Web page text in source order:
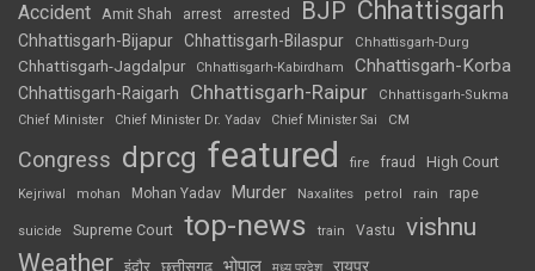
Accident Amit Shah arrest arrested BJP Chhattisgarh
Chhattisgarh-Bijapur Chhattisgarh-Bilaspur Chhattisgarh-Durg
Chhattisgarh-Jagdalpur Chhattisgarh-Kabirdham Chhattisgarh-Korba
Chhattisgarh-Raigarh Chhattisgarh-Raipur
Chhattisgarh-Sukma
Chief Minister
Chief Minister Dr. Yadav Chief Minister Sai CM
Congress dprcg featured fire fraud High Court
Kejriwal mohan Mohan Yadav Murder Naxalites petrol rain rape
suicide Supreme Court top-news train Vastu vishnu
Weather इंदौर छत्तीसगढ़ भोपाल रायपुर